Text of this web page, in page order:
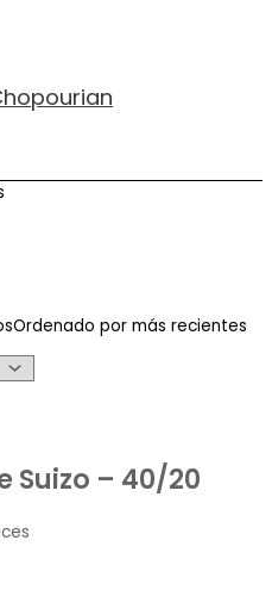
Ordenado por más recientes
Suizo – 40/20